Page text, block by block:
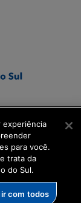
experiência
para você.
trata da
do Sul.
com todos